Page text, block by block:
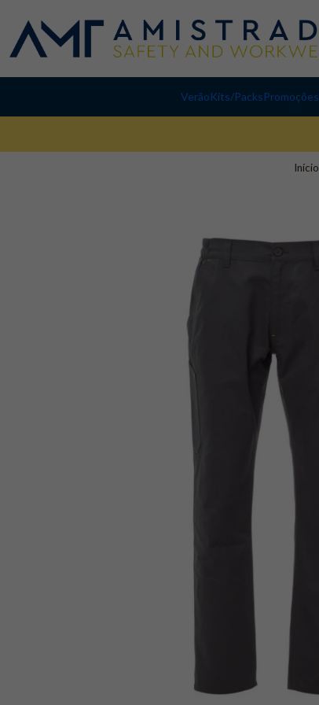
VerãoKits/PacksPromoções
Início